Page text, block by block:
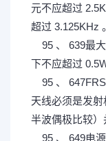
元不应超过
超过 3.125KHz 。
95 、 639最
下不应超过
95 、
天线必须是发
半波偶极比较）
95 、 649电